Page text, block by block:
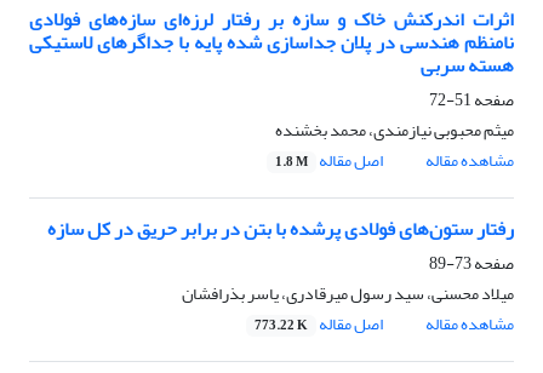
اثرات اندرکنش خاک و سازه بر رفتار لرزه‌ای سازه‌های فولادی
نامنظم هندسی در پلان جداسازی شده پایه با جداگرهای لاستیکی
هسته سربی
صفحه51-72
میثم محبوبی نیازمندی، محمد بخشنده
مشاهده مقاله
اصل مقاله 1.8 M
رفتار ستون‌های فولادی پرشده با بتن در برابر حریق در کل سازه
صفحه73-89
میلاد محسنی، سید رسول میرقادری، یاسر بذرافشان
مشاهده مقاله
اصل مقاله 773.22 K